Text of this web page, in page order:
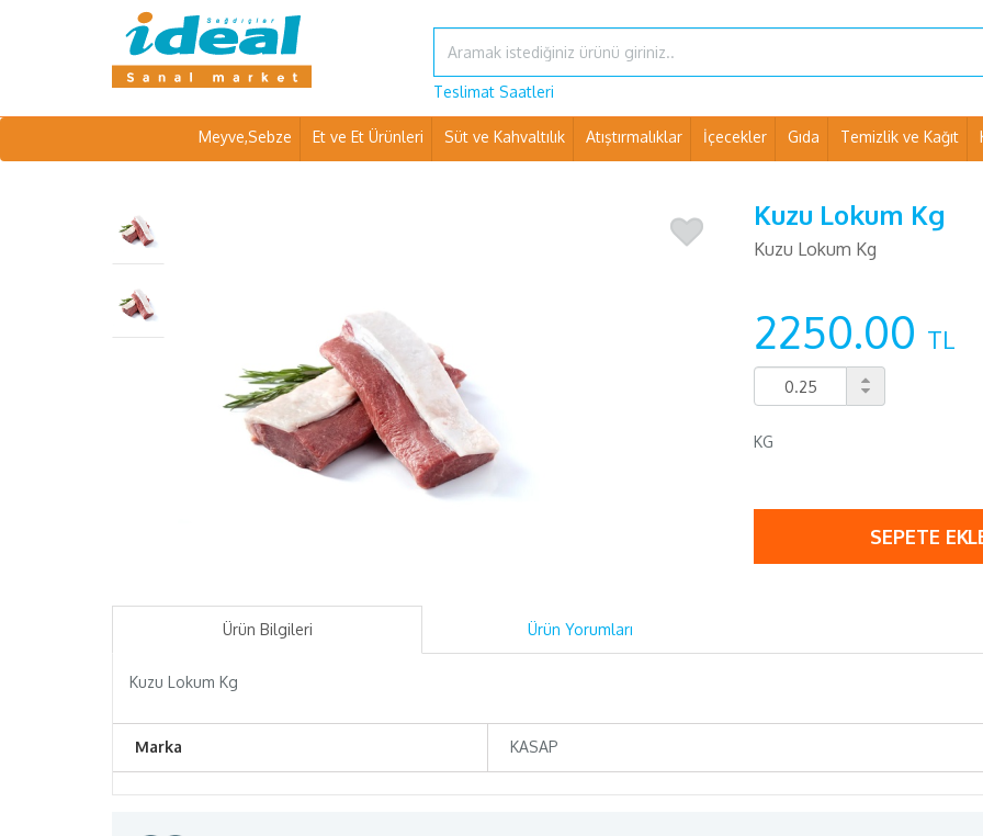
Teslimat Saatleri
Meyve,Sebze Et ve Et Ürünleri Süt ve Kahvaltılık Atıştırmalıklar İçecekler Gıda Temizlik ve Kağıt
Kuzu Lokum Kg
Kuzu Lokum Kg
2250.00 TL
KG
SEPETE
Ürün Bilgileri Ürün Yorumları
Kuzu Lokum Kg
Marka KASAP